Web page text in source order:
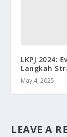
LKPJ 2024:
Langkah
May 4, 2025
LEAVE A